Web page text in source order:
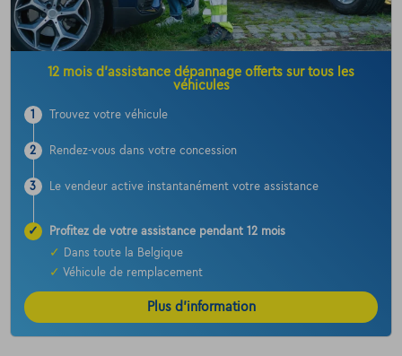
12 mois d’assistance dépannage offerts sur tous les
véhicules
1 Trouvez votre véhicule
2 Rendez-vous dans votre concession
3 Le vendeur active instantanément votre assistance
✓
Profitez de votre assistance pendant 12 mois
✓
Dans toute la Belgique
✓ Véhicule de remplacement
Plus d’information